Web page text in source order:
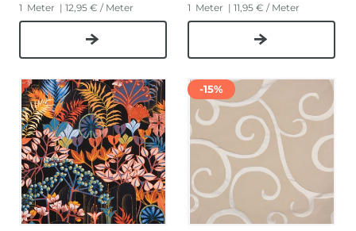
1 Meter | 12,95 € / Meter 1 Meter | 11,95 € / Meter
-15%